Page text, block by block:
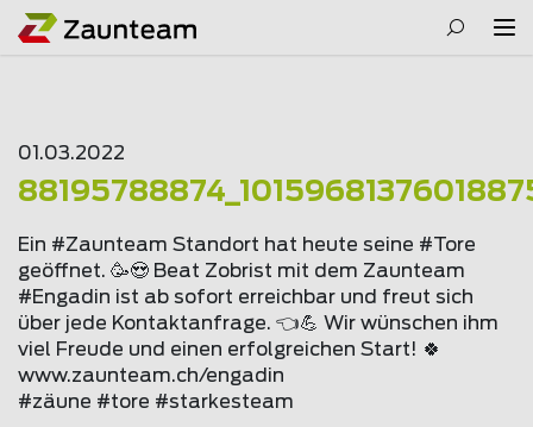
01.03.2022
Ein #Zaunteam Standort hat heute seine #Tore
geöffnet. 🥳😍 Beat Zobrist mit dem Zaunteam
#Engadin ist ab sofort erreichbar und freut sich
über jede Kontaktanfrage. 👈💪 Wir wünschen ihm
viel Freude und einen erfolgreichen Start! 🍀
www.zaunteam.ch/engadin
#zäune #tore #starkesteam